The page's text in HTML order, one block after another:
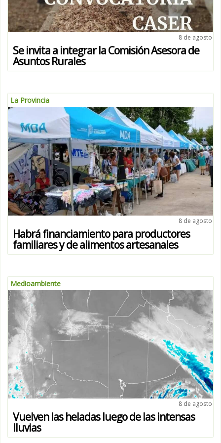
8 de agosto
Se invita a integrar la Comisión Asesora de
Asuntos Rurales
La Provincia
8 de agosto
Habrá financiamiento para productores
familiares y de alimentos artesanales
Medioambiente
8 de agosto
Vuelven las heladas luego de las intensas
lluvias